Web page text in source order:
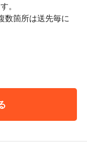
。
箇所は送先毎に